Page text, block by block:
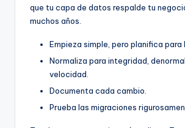
que tu capa de datos respalde tu
muchos años.
Empieza simple, pero planifica para
Normaliza para integridad,
velocidad.
Documenta cada cambio.
Prueba las migraciones